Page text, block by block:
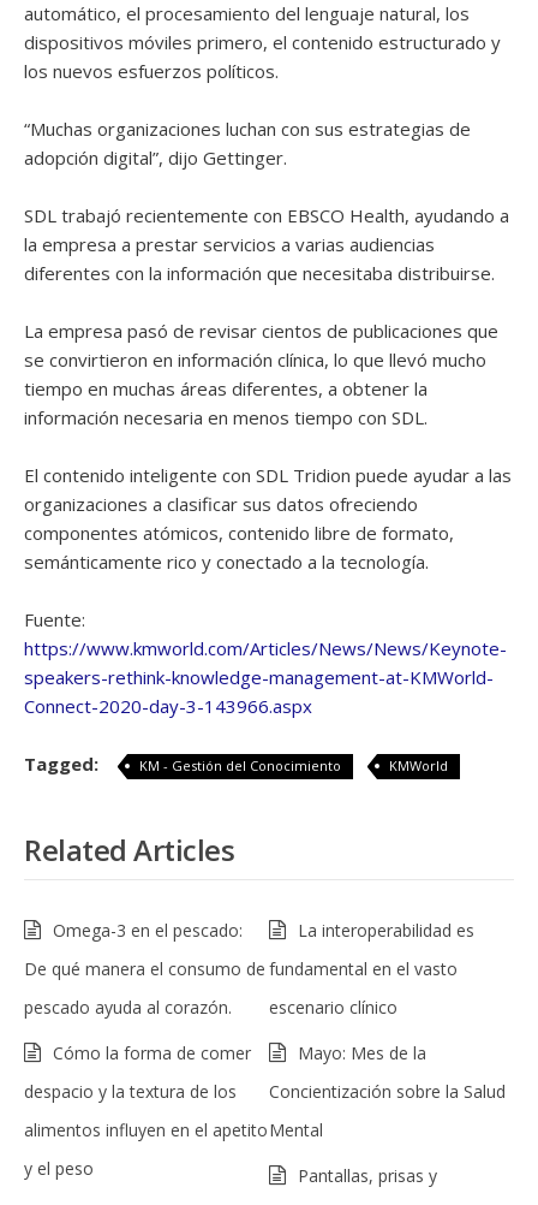
automático, el procesamiento del lenguaje natural, los
dispositivos móviles primero, el contenido estructurado y
los nuevos esfuerzos políticos.
“Muchas organizaciones luchan con sus estrategias de
adopción digital”, dijo Gettinger.
SDL trabajó recientemente con EBSCO Health, ayudando a
la empresa a prestar servicios a varias audiencias
diferentes con la información que necesitaba distribuirse.
La empresa pasó de revisar cientos de publicaciones que
se convirtieron en información clínica, lo que llevó mucho
tiempo en muchas áreas diferentes, a obtener la
información necesaria en menos tiempo con SDL.
El contenido inteligente con SDL Tridion puede ayudar a las
organizaciones a clasificar sus datos ofreciendo
componentes atómicos, contenido libre de formato,
semánticamente rico y conectado a la tecnología.
Fuente:
https://www.kmworld.com/Articles/News/News/Keynote-
speakers-rethink-knowledge-management-at-KMWorld-
Connect-2020-day-3-143966.aspx
Tagged: KM - Gestión del Conocimiento KMWorld
Related Articles
Omega-3 en el pescado:
De qué manera el consumo de
pescado ayuda al corazón.
La interoperabilidad es
fundamental en el vasto
escenario clínico
Cómo la forma de comer
despacio y la textura de los
alimentos influyen en el apetito
y el peso
Mayo: Mes de la
Concientización sobre la Salud
Mental
Pantallas, prisas y